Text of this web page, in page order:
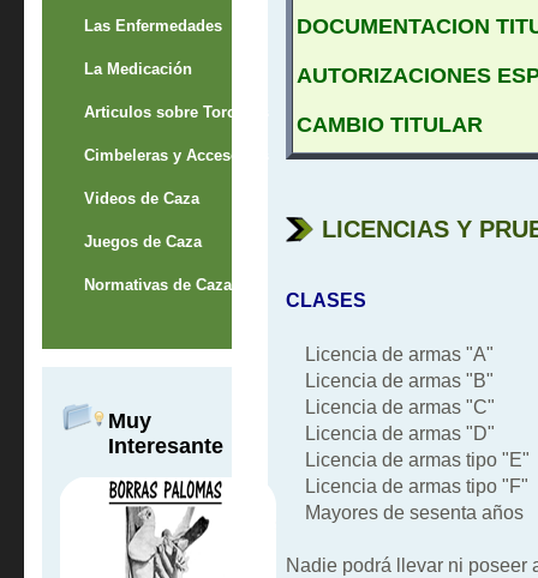
Las Enfermedades
La Medicación
Articulos sobre Torcaces
Cimbeleras y Accesorios
Videos de Caza
Juegos de Caza
Normativas de Caza
Muy
Interesante
DOCUMENTACION
AUTORIZACIONES
CAMBIO TITULAR
LICENCIAS Y
CLASES
Licencia de armas "A"
Licencia de armas "B"
Licencia de armas "C"
Licencia de armas "D"
Licencia de armas tipo "E"
Licencia de armas tipo "F"
Mayores de sesenta años
Nadie podrá llevar ni poseer